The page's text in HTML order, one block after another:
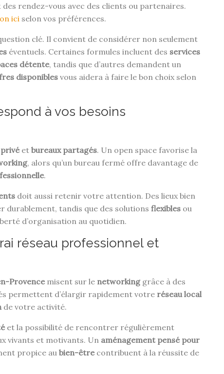
rendez-vous avec des clients ou partenaires.
ici selon vos préférences.
clé. Il convient de considérer non seulement
éventuels. Certaines formules incluent des services
détente, tandis que d’autres demandent un
disponiblesvous aidera à faire le bon choix selon
à vos besoins
et bureaux partagés. Un open space favorise la
, alors qu’un bureau fermé offre davantage de
.
doit aussi retenir votre attention. Des lieux bien
durablement, tandis que des solutions flexibles ou
d’organisation au quotidien.
réseau professionnel et
Provencemisent sur le networkinggrâce à des
permettent d’élargir rapidement votre réseau local
de votre activité.
et la possibilité de rencontrer régulièrement
vivants et motivants. Un aménagement pensé pour
propice au bien-êtrecontribuent à la réussite de